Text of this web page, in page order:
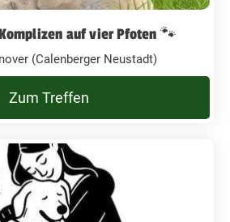
auf vier Pfoten 🐾
(Calenberger Neustadt)
Zum Treffen